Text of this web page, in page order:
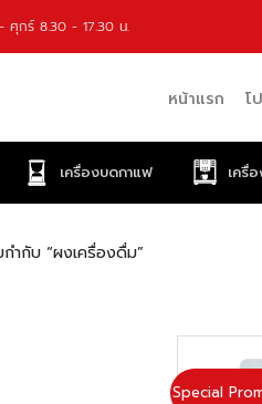
ศุกร์ 8.30 - 17.30 น.
หน้าแรก โ
เครื่องบดกาแฟ เครื่
ำกับ “ผงเครื่องดื่ม”
Special